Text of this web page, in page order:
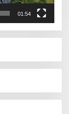
01:54